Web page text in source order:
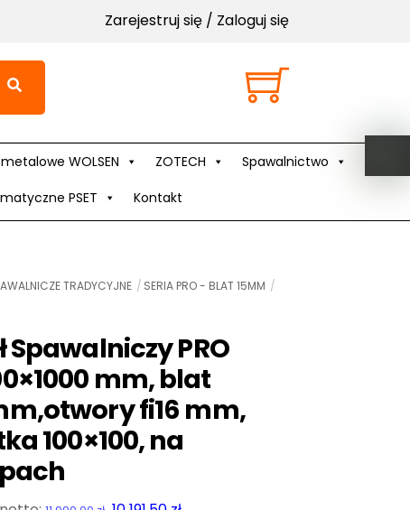
Zarejestruj się / Zaloguj się
Cart
WOLSEN ZOTECH
Spawalnictwo
PSET Kontakt
TRADYCYJNE
SERIA PRO - BLAT 15MM
Spawalniczy PRO
mm, blat
fi16 mm,
100×100, na